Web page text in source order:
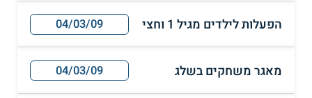
הפעלות לילדים מגיל 1 וחצי 04/03/09
מאגר משחקים בשלג 04/03/09